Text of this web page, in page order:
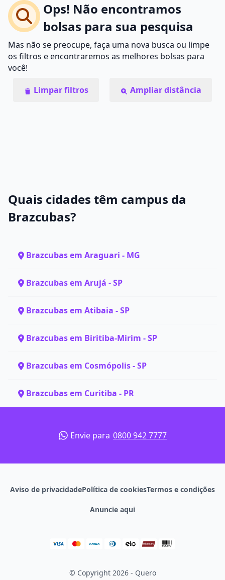
Ops! Não encontramos
bolsas para sua pesquisa
Mas não se preocupe, faça uma nova busca ou limpe
os filtros e encontraremos as melhores bolsas para
você!
Limpar filtros
Ampliar distância
Quais cidades têm campus da
Brazcubas?
Brazcubas em Araguari - MG
Brazcubas em Arujá - SP
Brazcubas em Atibaia - SP
Brazcubas em Biritiba-Mirim - SP
Brazcubas em Cosmópolis - SP
Brazcubas em Curitiba - PR
Envie para 0800 942 7777
Aviso de privacidadePolítica de cookiesTermos e condições
Anuncie aqui
© Copyright 2026 - Quero